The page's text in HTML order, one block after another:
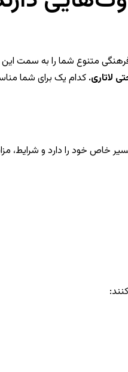
متنوع شما را به سمت این
لاتاری. کدام یک برای شما
خاص خود را دارد و